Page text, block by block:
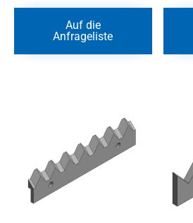
389
mm
-
Auf die
Anfrageliste